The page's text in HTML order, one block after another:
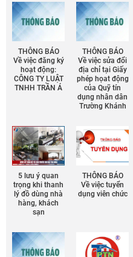
THÔNG BÁO
Về việc đăng ký
hoạt động:
CÔNG TY LUẬT
TNHH TRẦN Á
THÔNG BÁO
Về việc sửa đổi
địa chỉ tại Giấy
phép họat động
của Quỹ tín
dụng nhân dân
Trường Khánh
5 lưu ý quan
trọng khi thanh
lý đồ dùng nhà
hàng, khách
sạn
THÔNG BÁO
Về việc tuyển
dụng viên chức